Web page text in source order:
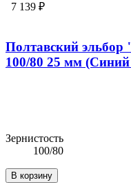
7 139 ₽
Полтавский
100/80 25 мм
Зернистость
100/80
В корзину